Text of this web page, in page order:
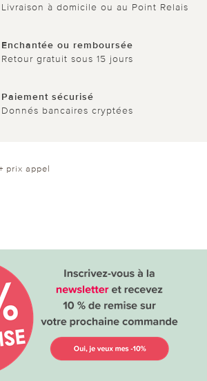
Livraison à domicile ou au Point Relais
Enchantée ou remboursée
Retour gratuit sous 15 jours
Paiement sécurisé
Donnés bancaires cryptées
prix appel